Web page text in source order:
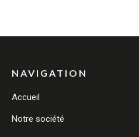
NAVIGATION
Accueil
Notre société